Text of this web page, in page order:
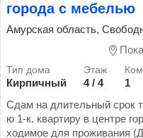
города с мебелью
Амурская область,
Кирпичный 4 / 4 1
Сдам на длительный срок
ю 1-к. квартиру в центре
ходимое для проживания